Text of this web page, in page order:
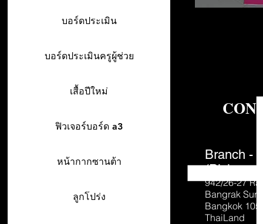
บอร์ดประเมิน
บอร์ดประเมินครูผู้ช่วย
เสื้อปีใหม่
ฟิวเจอร์บอร์ด a3
หน้ากากซานต้า
ลูกโปร่ง
Branch -
(Pick-up
942/26-27
Bangrak
Bangkok
ThaiLand